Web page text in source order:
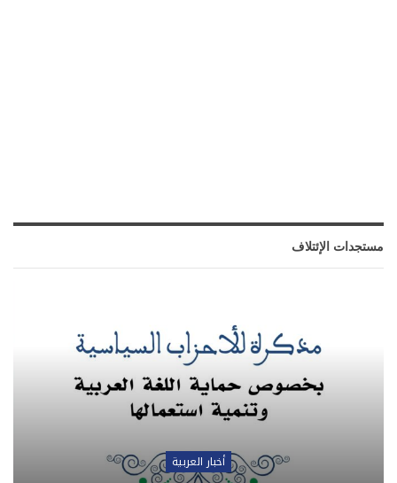
مستجدات الإئتلاف
أخبار العربية